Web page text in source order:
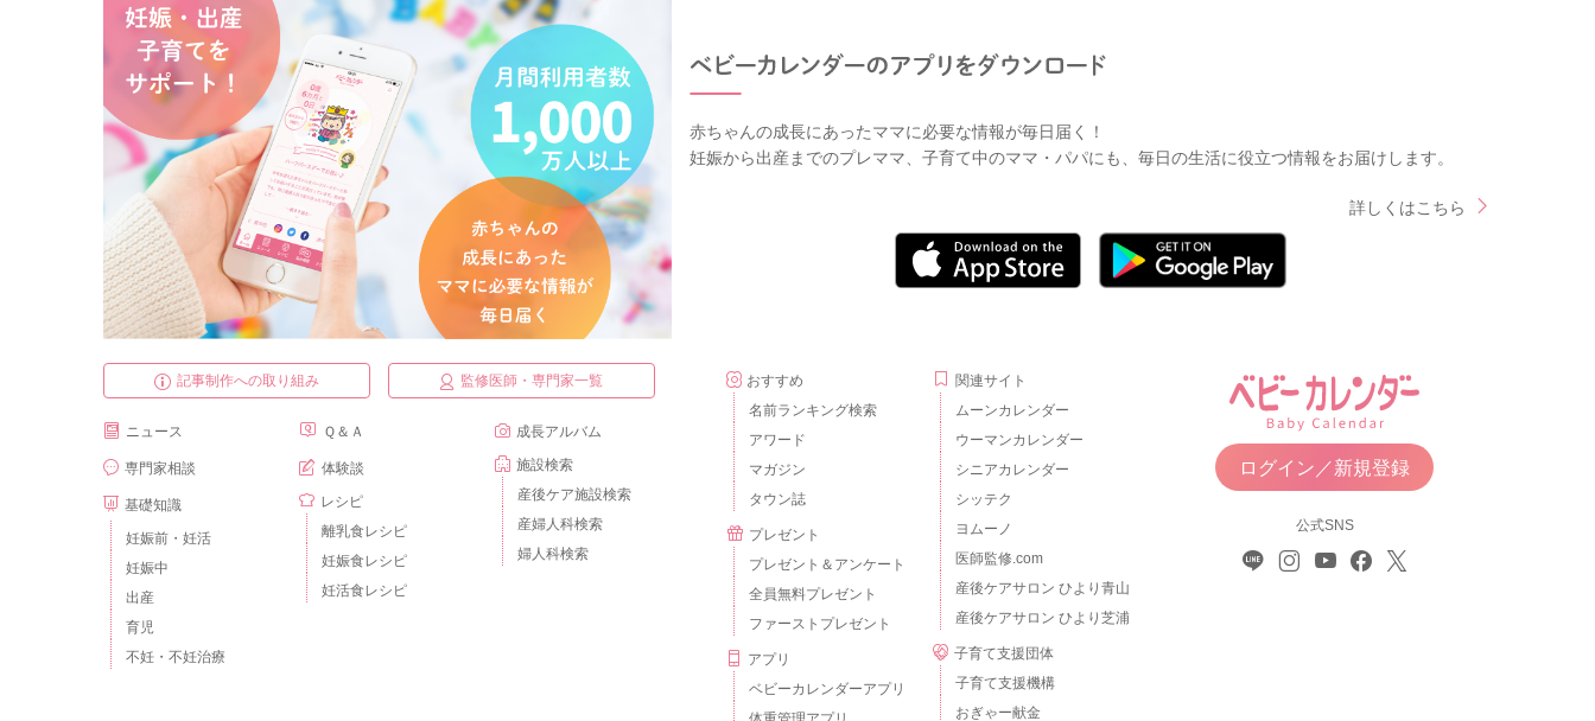
赤ちゃんの成長にあったママに必要な情報が毎日届く！
妊娠から出産までのプレママ、子育て中のママ・パパにも、毎日の生活に役立つ情報をお届けします。
詳しくはこちら
記事制作への取り組み 監修医師・専門家一覧
ニュース
専門家相談
基礎知識
妊娠前・妊活
妊娠中
出産
育児
不妊・不妊治療
Ｑ＆Ａ
体験談
レシピ
離乳食レシピ
妊娠食レシピ
妊活食レシピ
成長アルバム
施設検索
産後ケア施設検索
産婦人科検索
婦人科検索
おすすめ
名前ランキング検索
アワード
マガジン
タウン誌
プレゼント
プレゼント＆アンケート
全員無料プレゼント
ファーストプレゼント
アプリ
ベビーカレンダーアプリ
関連サイト
ムーンカレンダー
ウーマンカレンダー
シニアカレンダー
シッテク
ヨムーノ
医師監修.com
産後ケアサロン ひより青山
産後ケアサロン ひより芝浦
子育て支援団体
子育て支援機構
おぎゃー献金
ログイン／新規登録
公式SNS